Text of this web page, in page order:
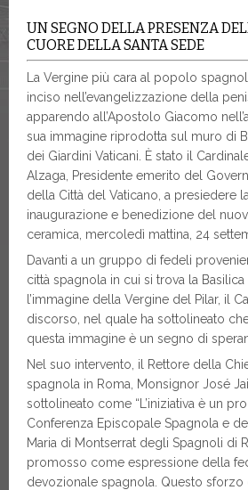
UN SEGNO DELLA PRESENZA
CUORE DELLA SANTA SEDE
La Vergine più cara al popolo
inciso nell’evangelizzazione della
apparendo all’Apostolo Giacomo
sua immagine riprodotta sul muro di
dei Giardini Vaticani. È stato il
Alzaga, Presidente emerito del
della Città del Vaticano, a presiedere
inaugurazione e benedizione del
ceramica, mercoledì mattina, 24
Davanti a un gruppo di fedeli
città spagnola in cui si trova la
l’immagine della Vergine del Pilar, il
discorso, nel quale ha sottolineato
questa immagine è un segno di
Nel suo intervento, il Rettore della
spagnola in Roma, Monsignor José
sottolineato come “L’iniziativa è un
Conferenza Episcopale Spagnola e
Maria di Montserrat degli Spagnoli di
promosso come espressione della
devozionale spagnola. Questo sforzo